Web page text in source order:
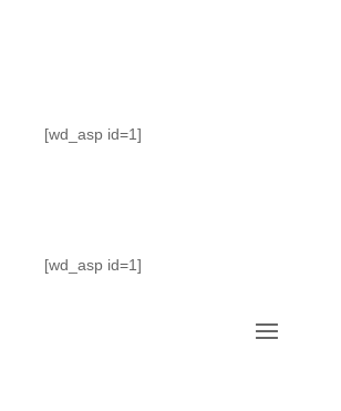
[wd_asp id=1]
[wd_asp id=1]